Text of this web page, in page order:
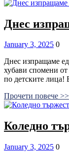
Днес
Posted
January 3, 2025 0
Днес изпращаме
хубави спомени
по детските лица!
Прочети повече >>
Коледно
Posted
January 3, 2025 0